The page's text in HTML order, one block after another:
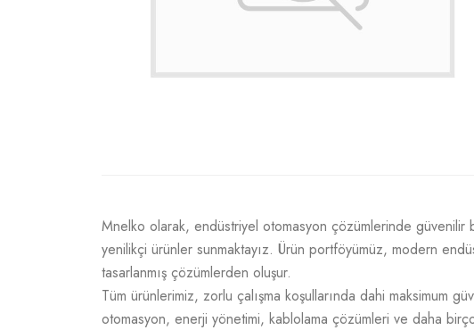
Mnelko olarak, endüstriyel otomasyon çözümlerinde güvenilir
yenilikçi ürünler sunmaktayız. Ürün portföyümüz, modern
tasarlanmış çözümlerden oluşur.
Tüm ürünlerimiz, zorlu çalışma koşullarında dahi maksimum
otomasyon, enerji yönetimi, kablolama çözümleri ve daha